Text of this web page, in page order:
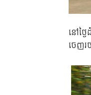
នៅ​ថ្ង
ចេញ​រ